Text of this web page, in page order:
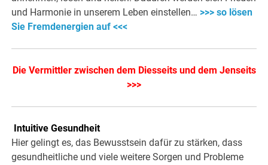
und Harmonie in unserem Leben einstellen… >>> so lösen
Sie Fremdenergien auf <<<
Die Vermittler zwischen dem Diesseits und dem Jenseits
>>>
Intuitive Gesundheit
Hier gelingt es, das Bewusstsein dafür zu stärken, dass
gesundheitliche und viele weitere Sorgen und Probleme